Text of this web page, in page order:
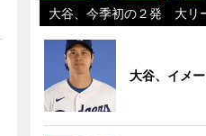
大谷、今季初の２発 大リ
大谷、イメ